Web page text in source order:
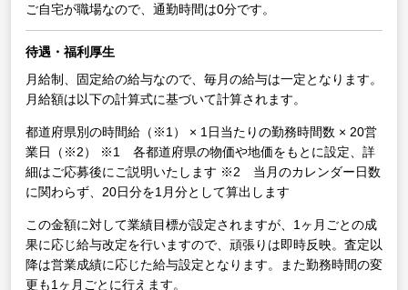
ご自宅が職場なので、通勤時間は0分です。
待遇・福利厚生
月給制、固定給の給与なので、毎月の給与は一定となります。
月給額は以下の計算式に基づいて計算されます。
都道府県別の時間給（※1） × 1日当たりの勤務時間数 × 20営
業日（※2）
※1 各都道府県の物価や地価をもとに設定、詳
細はご応募後にご説明いたします ※2 当月のカレンダー日数
に関わらず、20日分を1月分として算出します
この金額に対して業績目標が設定されますが、1ヶ月ごとの成
果に応じ給与改定を行いますので、頑張りは即時反映。査定以
降は営業成績に応じた給与設定となります。また勤務時間の変
更も1ヶ月ごとに行えます。